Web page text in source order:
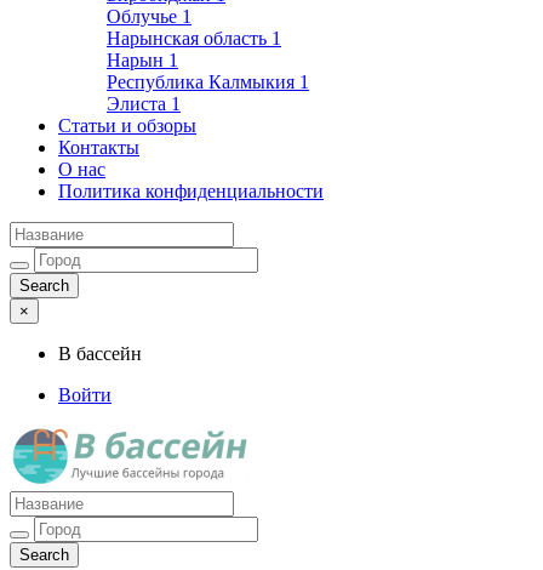
Облучье 1
Нарынская область 1
Нарын 1
Республика Калмыкия 1
Элиста 1
Статьи и обзоры
Контакты
О нас
Политика конфиденциальности
×
В бассейн
Войти
Лучшие бассейны города